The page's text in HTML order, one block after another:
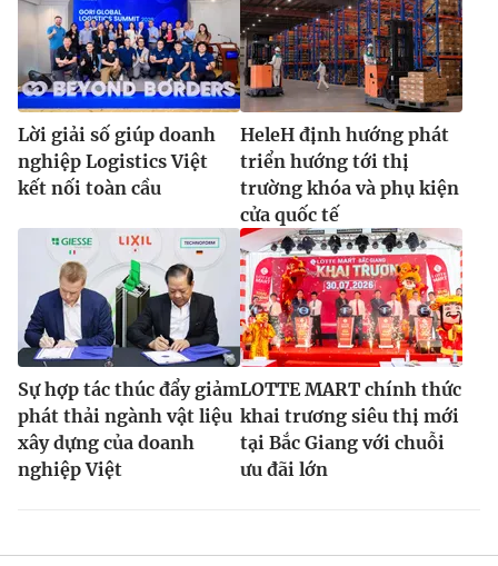
Lời giải số giúp doanh
nghiệp Logistics Việt
kết nối toàn cầu
HeleH định hướng phát
triển hướng tới thị
trường khóa và phụ kiện
cửa quốc tế
Sự hợp tác thúc đẩy giảm
phát thải ngành vật liệu
xây dựng của doanh
nghiệp Việt
LOTTE MART chính thức
khai trương siêu thị mới
tại Bắc Giang với chuỗi
ưu đãi lớn